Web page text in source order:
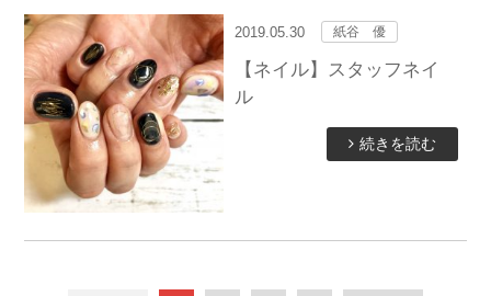
2019.05.30 紙谷 優
【ネイル】スタッフネイ
ル
続きを読む